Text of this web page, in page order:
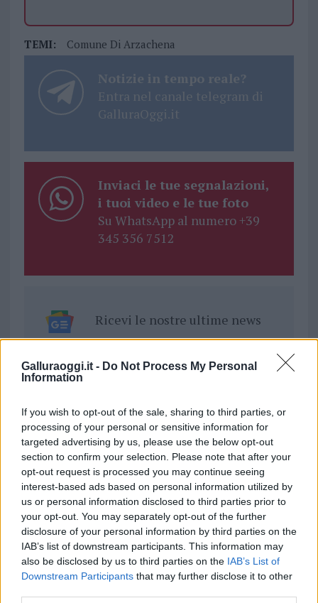
Galluraoggi.it - Do Not Process My Personal
Information
If you wish to opt-out of the sale, sharing to third parties, or
processing of your personal or sensitive information for
targeted advertising by us, please use the below opt-out
section to confirm your selection. Please note that after your
opt-out request is processed you may continue seeing
interest-based ads based on personal information utilized by
us or personal information disclosed to third parties prior to
your opt-out. You may separately opt-out of the further
disclosure of your personal information by third parties on the
IAB’s list of downstream participants. This information may
also be disclosed by us to third parties on the IAB’s List of
Downstream Participants that may further disclose it to other
TEMI: Comune Di Arzachena
Notizie in tempo reale?
Entra nel canale telegram di
GalluraOggi.it
Inviaci le tue segnalazioni,
i tuoi video e le tue foto
Su WhatsApp al numero +39
345 356 7512
Ricevi le nostre ultime news
da Google News
Condividi l'articolo
F
a
ce
b
o
o
k
T
w
it
te
r
Pi
n
te
re
st
W
h
at
s
A
p
p
S
h
a
re
Articolo precedente
Prossimo articolo
NOTIZIE RECENTI